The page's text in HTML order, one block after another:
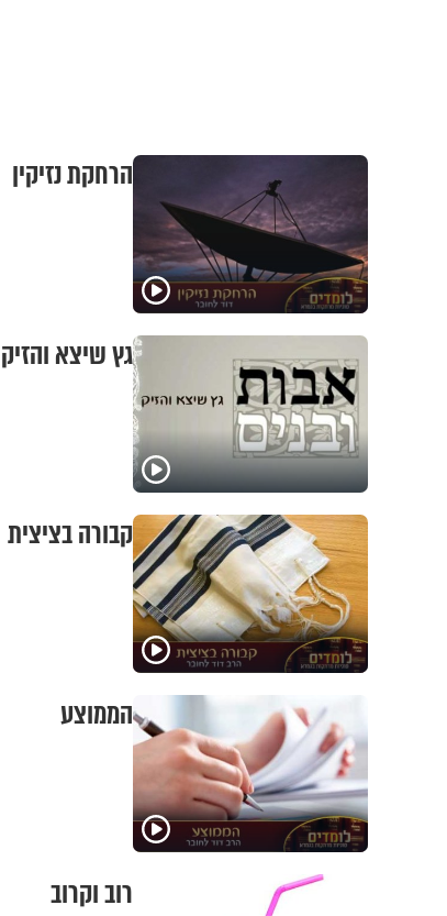
הרחקת נזיקין
גץ שיצא והזיק
קבורה בציצית
הממוצע
רוב וקרוב